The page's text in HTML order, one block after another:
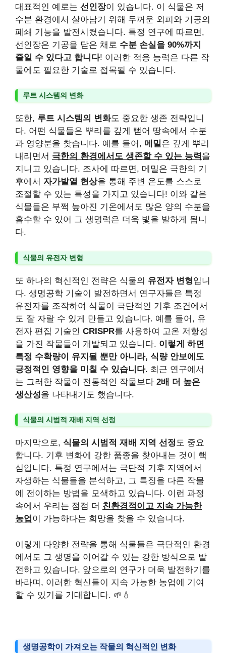
대표적인 예로는 선인장이 있습니다. 이 식물은 저
수분 환경에서 살아남기 위해 두꺼운 외피와 기공의
폐쇄 기능을 발전시켰습니다. 특정 연구에 따르면,
선인장은 기공을 닫은 채로 수분 손실을 90%까지
줄일 수 있다고 합니다! 이러한 적응 능력은 다른 작
물에도 필요한 기술로 접목될 수 있습니다.
루트 시스템의 변화
또한, 루트 시스템의 변화도 중요한 생존 전략입니
다. 어떤 식물들은 뿌리를 깊게 뻗어 땅속에서 수분
과 영양분을 찾습니다. 예를 들어, 메밀은 깊게 뿌리
내리면서 극한의 환경에서도 생존할 수 있는 능력을
지니고 있습니다. 조사에 따르면, 메밀은 극한의 기
후에서 자가발열 현상을 통해 주변 온도를 스스로
조절할 수 있는 특성을 가지고 있습니다! 이와 같은
식물들은 부쩍 높아진 기온에서도 많은 양의 수분을
흡수할 수 있어 그 생명력은 더욱 빛을 발하게 됩니
다.
식물의 유전자 변형
또 하나의 혁신적인 전략은 식물의 유전자 변형입니
다. 생명공학 기술이 발전하면서 연구자들은 특정
유전자를 조작하여 식물이 극단적인 기후 조건에서
도 잘 자랄 수 있게 만들고 있습니다. 예를 들어, 유
전자 편집 기술인 CRISPR를 사용하여 고온 저항성
을 가진 작물들이 개발되고 있습니다. 이렇게 하면
특정 수확량이 유지될 뿐만 아니라, 식량 안보에도
긍정적인 영향을 미칠 수 있습니다. 최근 연구에서
는 그러한 작물이 전통적인 작물보다 2배 더 높은
생산성을 나타내기도 했습니다.
식물의 시범적 재배 지역 선정
마지막으로, 식물의 시범적 재배 지역 선정도 중요
합니다. 기후 변화에 강한 품종을 찾아내는 것이 핵
심입니다. 특정 연구에서는 극단적 기후 지역에서
자생하는 식물들을 분석하고, 그 특징을 다른 작물
에 전이하는 방법을 모색하고 있습니다. 이런 과정
속에서 우리는 점점 더 친환경적이고 지속 가능한
농업 이 가능하다는 희망을 찾을 수 있습니다.
이렇게 다양한 전략을 통해 식물들은 극단적인 환경
에서도 그 생명을 이어갈 수 있는 강한 방식으로 발
전하고 있습니다. 앞으로의 연구가 더욱 발전하기를
바라며, 이러한 혁신들이 지속 가능한 농업에 기여
할 수 있기를 기대합니다. 🌱💧
생명공학이 가져오는 작물의 혁신적인 변화